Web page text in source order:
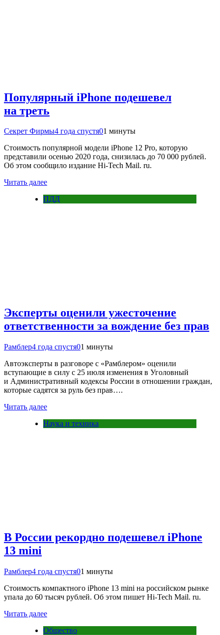
Популярный iPhone подешевел
на треть
Секрет Фирмы4 года спустя01 минуты
Стоимость популярной модели iPhone 12 Pro, которую
представили осенью 2020 года, снизилась до 70 000 рублей.
Об этом сообщило издание Hi-Tech Mail. ru.
Читать далее
ПДД
Эксперты оценили ужесточение
ответственности за вождение без прав
Рамблер4 года спустя01 минуты
Автоэксперты в разговоре с «Рамблером» оценили
вступающие в силу с 25 июля изменения в Уголовный
и Административный кодексы России в отношении граждан,
которые садятся за руль без прав….
Читать далее
Наука и техника
В России рекордно подешевел iPhone
13 mini
Рамблер4 года спустя01 минуты
Стоимость компактного iPhone 13 mini на российском рынке
упала до 60 тысяч рублей. Об этом пишет Hi-Tech Mail. ru.
Читать далее
Общество